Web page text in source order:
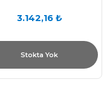
3.142,16 ₺
Stokta Yok